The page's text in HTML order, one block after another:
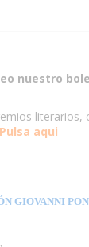
nuestro
literarios,
Pulsa aqui
GIOVANNI